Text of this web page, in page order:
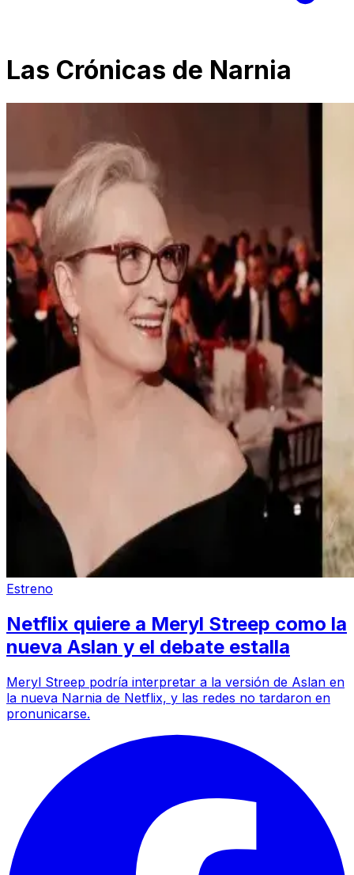
Las Crónicas de Narnia
Estreno
Netflix quiere a Meryl Streep como la
nueva Aslan y el debate estalla
Meryl Streep podría interpretar a la versión de Aslan en
la nueva Narnia de Netflix, y las redes no tardaron en
pronunicarse.